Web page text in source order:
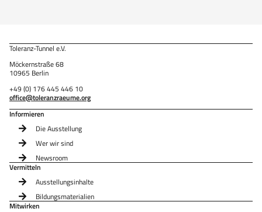
Toleranz-Tunnel e.V.
Möckernstraße 68
10965 Berlin
+49 (0) 176 445 446 10
office@toleranzraeume.org
Informieren
Die Ausstellung
Wer wir sind
Newsroom
Vermitteln
Ausstellungsinhalte
Bildungsmaterialien
Mitwirken